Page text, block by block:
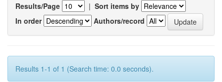
Results/Page | Sort items by
In order
Authors/record
Results 1-1 of 1 (Search time: 0.0 seconds).